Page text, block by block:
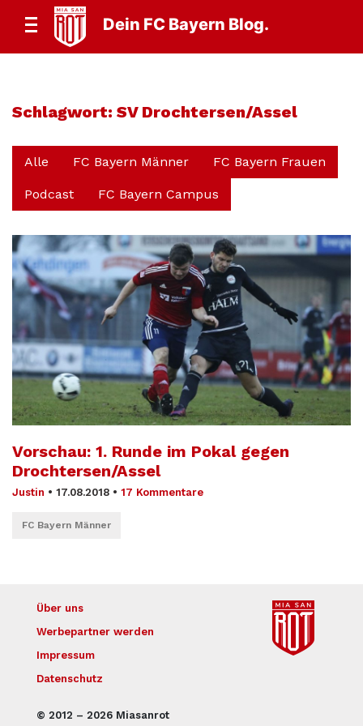
Dein FC Bayern Blog.
Schlagwort: SV Drochtersen/Assel
Alle FC Bayern Männer FC Bayern Frauen
Podcast FC Bayern Campus
Vorschau: 1. Runde im Pokal gegen
Drochter­sen/Assel
Justin • 17.08.2018 • 17 Kommentare
FC Bayern Männer
© 2012 – 2026 Miasanrot
Über uns
Werbepartner werden
Impressum
Datenschutz